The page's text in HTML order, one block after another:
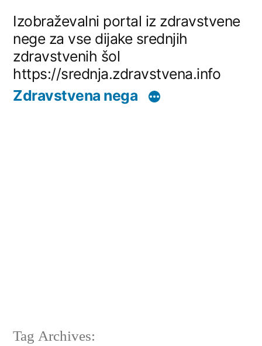
content
Izobraževalni portal iz zdravstvene
nege za vse dijake srednjih
zdravstvenih šol
https://srednja.zdravstvena.info
Zdravstvena nega
Tag Archives: